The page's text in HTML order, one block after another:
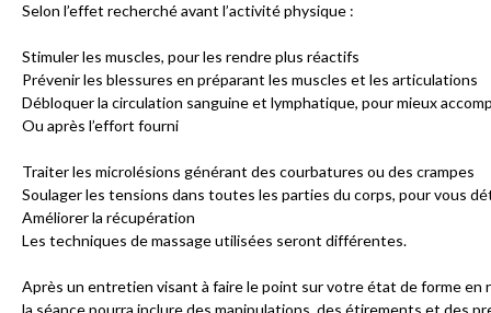
Selon l’effet recherché avant l’activité physique :
Stimuler les muscles, pour les rendre plus réactifs
Prévenir les blessures en préparant les muscles et les articulations
Débloquer la circulation sanguine et lymphatique, pour mieux
Ou après l’effort fourni
Traiter les microlésions générant des courbatures ou des crampes
Soulager les tensions dans toutes les parties du corps, pour vous
Améliorer la récupération
Les techniques de massage utilisées seront différentes.
Après un entretien visant à faire le point sur votre état de forme en